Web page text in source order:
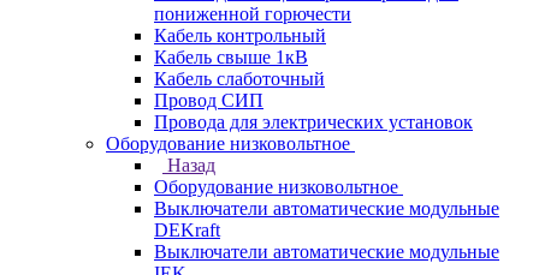
пониженной горючести
Кабель контрольный
Кабель свыше 1кВ
Кабель слаботочный
Провод СИП
Провода для электрических установок
Оборудование низковольтное
Назад
Оборудование низковольтное
Выключатели автоматические модульные
DEKraft
Выключатели автоматические модульные